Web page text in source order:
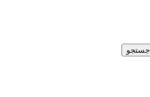
جستجو